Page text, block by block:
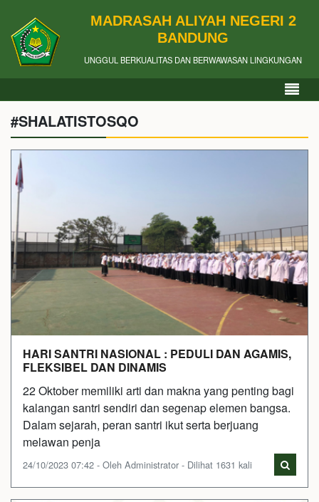
MADRASAH ALIYAH NEGERI 2
BANDUNG
UNGGUL BERKUALITAS DAN BERWAWASAN LINGKUNGAN
#SHALATISTOSQO
HARI SANTRI NASIONAL : PEDULI DAN AGAMIS,
FLEKSIBEL DAN DINAMIS
22 Oktober memiliki arti dan makna yang penting bagi
kalangan santri sendiri dan segenap elemen bangsa.
Dalam sejarah, peran santri ikut serta berjuang
melawan penja
24/10/2023 07:42 - Oleh Administrator - Dilihat 1631 kali